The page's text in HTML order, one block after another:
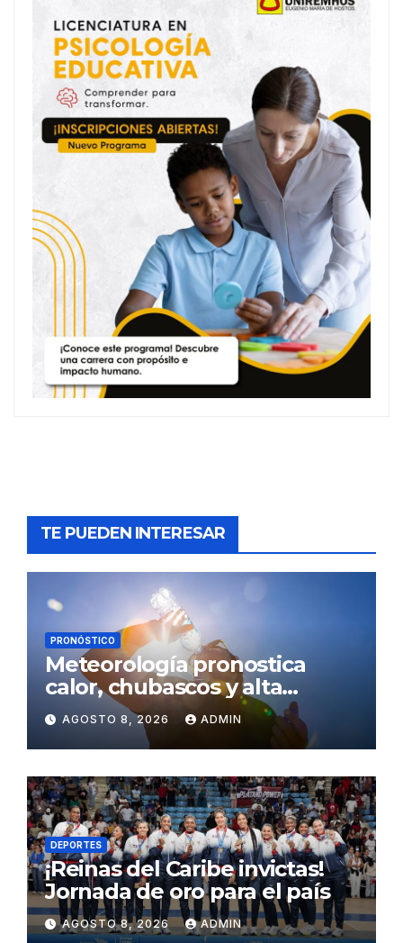
TE PUEDEN INTERESAR
PRONÓSTICO
Meteorología pronostica
calor, chubascos y alta
concentración de polvo del
Sahara para este sábado
AGOSTO 8, 2026 ADMIN
DEPORTES
¡Reinas del Caribe invictas!
Jornada de oro para el país
AGOSTO 8, 2026 ADMIN